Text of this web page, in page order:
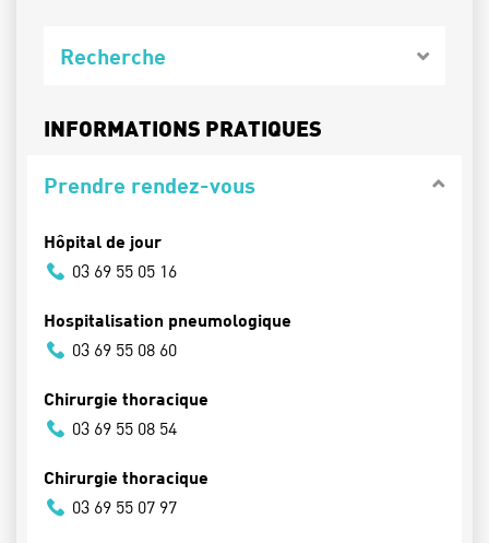
Recherche
INFORMATIONS PRATIQUES
Prendre rendez-vous
Hôpital de jour
03 69 55 05 16
Hospitalisation pneumologique
03 69 55 08 60
Chirurgie thoracique
03 69 55 08 54
Chirurgie thoracique
03 69 55 07 97